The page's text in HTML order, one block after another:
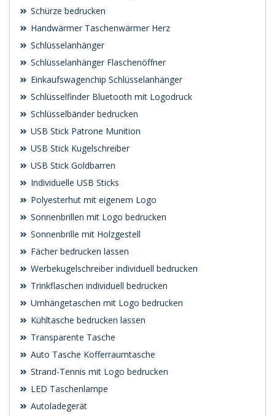
Schürze bedrucken
Handwärmer Taschenwärmer Herz
Schlüsselanhänger
Schlüsselanhänger Flaschenöffner
Einkaufswagenchip Schlüsselanhänger
Schlüsselfinder Bluetooth mit Logodruck
Schlüsselbänder bedrucken
USB Stick Patrone Munition
USB Stick Kugelschreiber
USB Stick Goldbarren
Individuelle USB Sticks
Polyesterhut mit eigenem Logo
Sonnenbrillen mit Logo bedrucken
Sonnenbrille mit Holzgestell
Fächer bedrucken lassen
Werbekugelschreiber individuell bedrucken
Trinkflaschen individuell bedrucken
Umhängetaschen mit Logo bedrucken
Kühltasche bedrucken lassen
Transparente Tasche
Auto Tasche Kofferraumtasche
Strand-Tennis mit Logo bedrucken
LED Taschenlampe
Autoladegerät